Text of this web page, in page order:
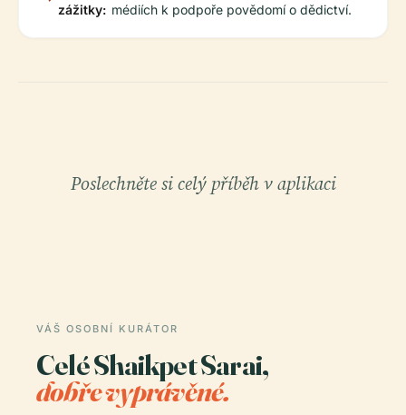
zážitky: médiích k podpoře povědomí o dědictví.
Poslechněte si celý příběh v aplikaci
VÁŠ OSOBNÍ KURÁTOR
Celé Shaikpet Sarai,
dobře vyprávěné.